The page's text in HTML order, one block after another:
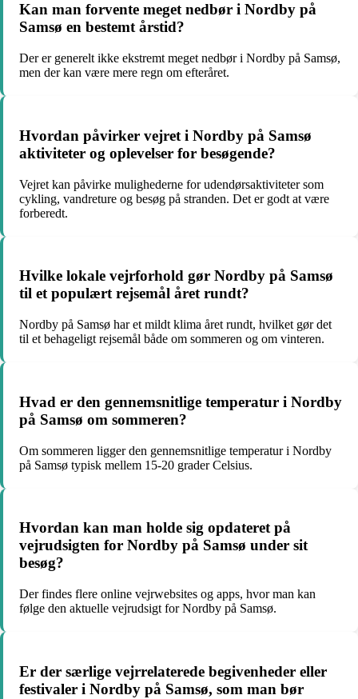
Kan man forvente meget nedbør i Nordby på
Samsø en bestemt årstid?
Der er generelt ikke ekstremt meget nedbør i Nordby på Samsø,
men der kan være mere regn om efteråret.
Hvordan påvirker vejret i Nordby på Samsø
aktiviteter og oplevelser for besøgende?
Vejret kan påvirke mulighederne for udendørsaktiviteter som
cykling, vandreture og besøg på stranden. Det er godt at være
forberedt.
Hvilke lokale vejrforhold gør Nordby på Samsø
til et populært rejsemål året rundt?
Nordby på Samsø har et mildt klima året rundt, hvilket gør det
til et behageligt rejsemål både om sommeren og om vinteren.
Hvad er den gennemsnitlige temperatur i Nordby
på Samsø om sommeren?
Om sommeren ligger den gennemsnitlige temperatur i Nordby
på Samsø typisk mellem 15-20 grader Celsius.
Hvordan kan man holde sig opdateret på
vejrudsigten for Nordby på Samsø under sit
besøg?
Der findes flere online vejrwebsites og apps, hvor man kan
følge den aktuelle vejrudsigt for Nordby på Samsø.
Er der særlige vejrrelaterede begivenheder eller
festivaler i Nordby på Samsø, som man bør